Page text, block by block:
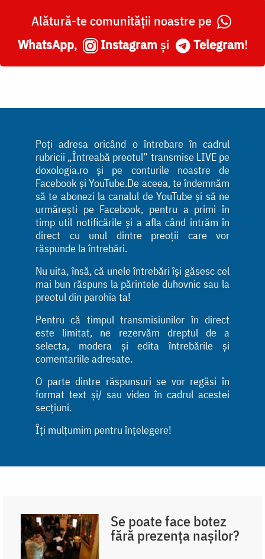
Alătură-te comunității noastre pe
WhatsApp, Instagram și Telegram!
Poți adresa oricând o întrebare în cadrul
rubricii „Întreabă preotul” transmise LIVE pe
doxologia.ro și pe conturile noastre de
Facebook și YouTube.De aceea, te îndemnăm
să te abonezi la canalul de YouTube și să ne
urmărești pe Facebook, pentru a primi în
timp util notificările și a afla când intrăm în
direct cu unul dintre preoții care vor
răspunde la întrebări.
Nu uita, însă, că unele întrebări își găsesc cel
mai bun răspuns la părintele duhovnic sau la
preotul din parohia ta!
Pentru că timpul transmisiunilor în direct
este limitat, ne rezervăm dreptul de a
selecta, modera și edita întrebările și
comentariile adresate.
O parte dintre răspunsuri se vor regăsi în
format text și/ sau video în cadrul acestei
secțiuni.
Îți mulțumim pentru înțelegere!
Se poate face botez
fără prezența nașilor?